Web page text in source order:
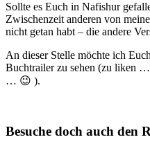
Sollte es Euch in Nafishur
Zwischenzeit anderen von
nicht getan habt – die andere
An dieser Stelle möchte ich
Buchtrailer zu sehen (zu liken
… 😉 ).
Besuche doch auch den